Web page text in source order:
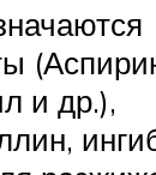
и др.),